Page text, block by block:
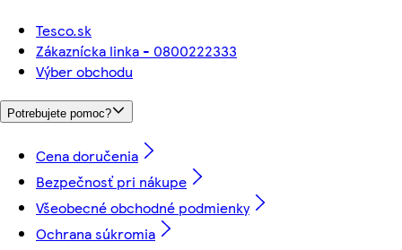
Tesco.sk
Zákaznícka linka - 0800222333
Výber obchodu
Potrebujete pomoc?
Cena doručenia
Bezpečnosť pri nákupe
Všeobecné obchodné podmienky
Ochrana súkromia